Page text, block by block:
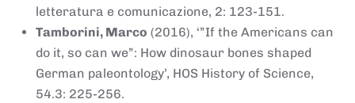
letteratura e comunicazione, 2: 123-151.
Tamborini, Marco (2016), ‘”If the Americans can
do it, so can we”: How dinosaur bones shaped
German paleontology’, HOS History of Science,
54.3: 225-256.